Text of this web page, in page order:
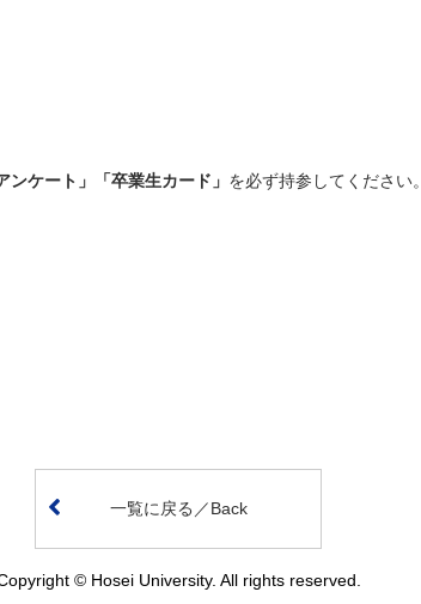
ンケート」「卒業生カード」 を必ず持参してください。
一覧に戻る／Back
© Hosei University. All rights reserved.